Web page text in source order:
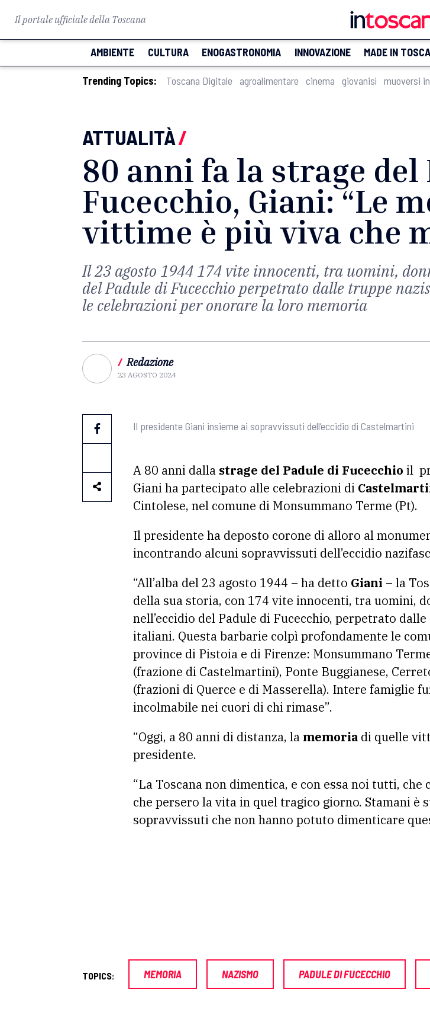
Il portale ufficiale della Toscana
AMBIENTE CULTURA ENOGASTRONOMIA INNOVAZIONE MADE IN
Trending Topics: Toscana Digitale agroalimentare cinema giovanisì muoversi
ATTUALITÀ/
80 anni fa la strage del
Fucecchio, Giani: “Le
vittime è più viva che
Il 23 agosto 1944 174 vite innocenti, tra uomini,
del Padule di Fucecchio perpetrato dalle truppe
le celebrazioni per onorare la loro memoria
/ Redazione
23 AGOSTO 2024
Il presidente Giani insieme ai sopravvissuti dell’eccidio di Castelmartini
A 80 anni dalla strage del Padule di Fucecchio il
Giani ha partecipato alle celebrazioni di
Cintolese, nel comune di Monsummano Terme (Pt).
Il presidente ha deposto corone di alloro al
incontrando alcuni sopravvissuti dell’eccidio
“All’alba del 23 agosto 1944 – ha detto Giani – la
della sua storia, con 174 vite innocenti, tra uomini,
nell’eccidio del Padule di Fucecchio, perpetrato
italiani. Questa barbarie colpì profondamente le
province di Pistoia e di Firenze: Monsummano
(frazione di Castelmartini), Ponte Buggianese,
(frazioni di Querce e di Masserella). Intere famiglie
incolmabile nei cuori di chi rimase”.
“Oggi, a 80 anni di distanza, la memoria di quelle
presidente.
“La Toscana non dimentica, e con essa noi tutti,
che persero la vita in quel tragico giorno. Stamani è
sopravvissuti che non hanno potuto dimenticare
TOPICS: MEMORIA NAZISMO PADULE DI FUCECCHIO